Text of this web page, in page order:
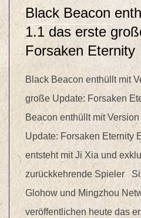
Black Beacon
1.1 das erste
Forsaken Eternity
Black Beacon enthüllt mit
große Update: Forsaken
Beacon enthüllt mit
Update: Forsaken Eternity
entsteht mit Ji Xia und
zurückkehrende Spieler
Glohow und Mingzhou
veröffentlichen heute das